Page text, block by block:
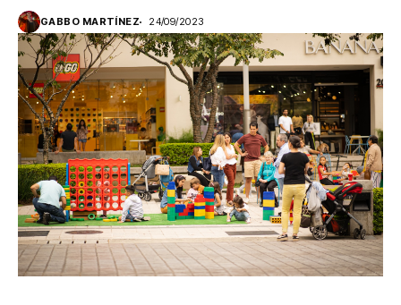
GABBO MARTÍNEZ 24/09/2023